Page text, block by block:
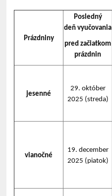
Prázdniny
Posledný
deň vyučovania
pred začiatkom
prázdnin
jesenné
29. október
2025 (streda)
vianočné
19. december
2025 (piatok)